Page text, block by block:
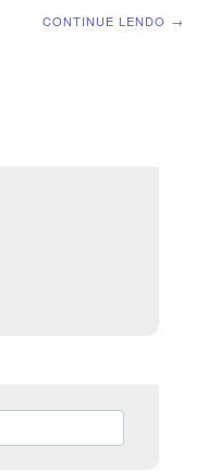
CONTINUE LENDO →